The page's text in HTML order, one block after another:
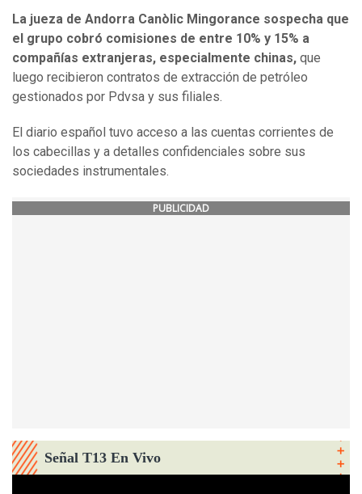
La jueza de Andorra Canòlic Mingorance sospecha que
el grupo cobró comisiones de entre 10% y 15% a
compañías extranjeras, especialmente chinas, que
luego recibieron contratos de extracción de petróleo
gestionados por Pdvsa y sus filiales.
El diario español tuvo acceso a las cuentas corrientes de
los cabecillas y a detalles confidenciales sobre sus
sociedades instrumentales.
PUBLICIDAD
Señal T13 En Vivo